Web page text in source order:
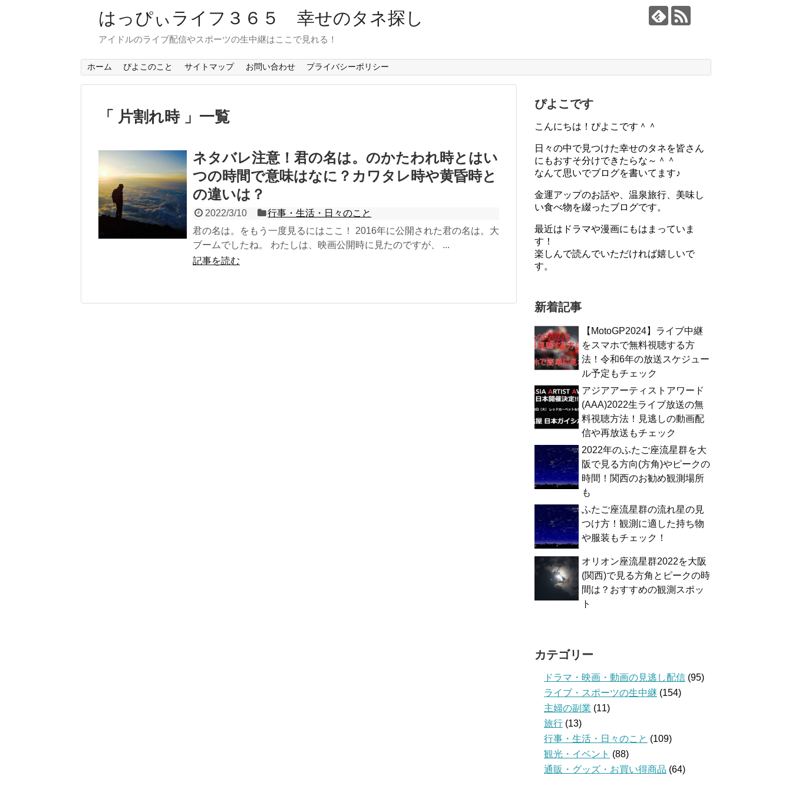
はっぴぃライフ３６５ 幸せのタネ探し
アイドルのライブ配信やスポーツの生中継はここで見れる！
ホーム ぴよこのこと サイトマップ お問い合わせ プライバシーポリシー
「 片割れ時 」一覧
ネタバレ注意！君の名は。のかたわれ時とはい
つの時間で意味はなに？カワタレ時や黄昏時と
の違いは？
2022/3/10
行事・生活・日々のこと
君の名は。をもう一度見るにはここ！ 2016年に公開された君の名は。大
ブームでしたね。 わたしは、映画公開時に見たのですが、 ...
記事を読む
ぴよこです
こんにちは！ぴよこです＾＾
日々の中で見つけた幸せのタネを皆さん
にもおすそ分けできたらな～＾＾
なんて思いでブログを書いてます♪
金運アップのお話や、温泉旅行、美味し
い食べ物を綴ったブログです。
最近はドラマや漫画にもはまっていま
す！
楽しんで読んでいただければ嬉しいで
す。
新着記事
【MotoGP2024】ライブ中継
をスマホで無料視聴する方
法！令和6年の放送スケジュー
ル予定もチェック
アジアアーティストアワード
(AAA)2022生ライブ放送の無
料視聴方法！見逃しの動画配
信や再放送もチェック
2022年のふたご座流星群を大
阪で見る方向(方角)やピークの
時間！関西のお勧め観測場所
も
ふたご座流星群の流れ星の見
つけ方！観測に適した持ち物
や服装もチェック！
オリオン座流星群2022を大阪
(関西)で見る方角とピークの時
間は？おすすめの観測スポッ
ト
カテゴリー
ドラマ・映画・動画の見逃し配信 (95)
ライブ・スポーツの生中継 (154)
主婦の副業 (11)
旅行 (13)
行事・生活・日々のこと (109)
観光・イベント (88)
通販・グッズ・お買い得商品 (64)